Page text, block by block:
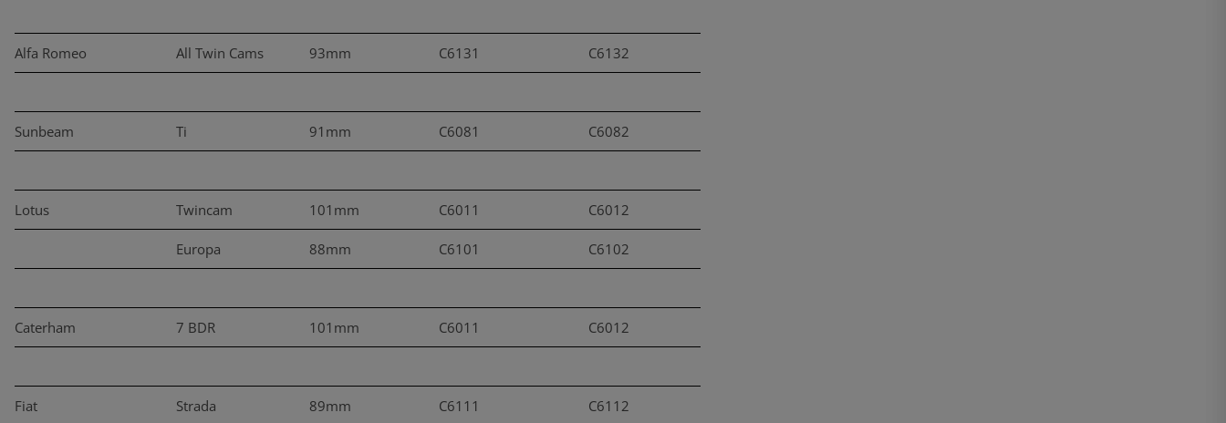
Alfa Romeo All Twin Cams 93mm C6131 C6132
Sunbeam Ti 91mm C6081 C6082
Lotus Twincam 101mm C6011 C6012
Europa 88mm C6101 C6102
Caterham 7 BDR 101mm C6011 C6012
Fiat Strada 89mm C6111 C6112